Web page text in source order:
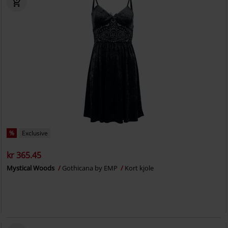
% Exclusive
kr 365.45
Mystical Woods Gothicana by EMP Kort kjole